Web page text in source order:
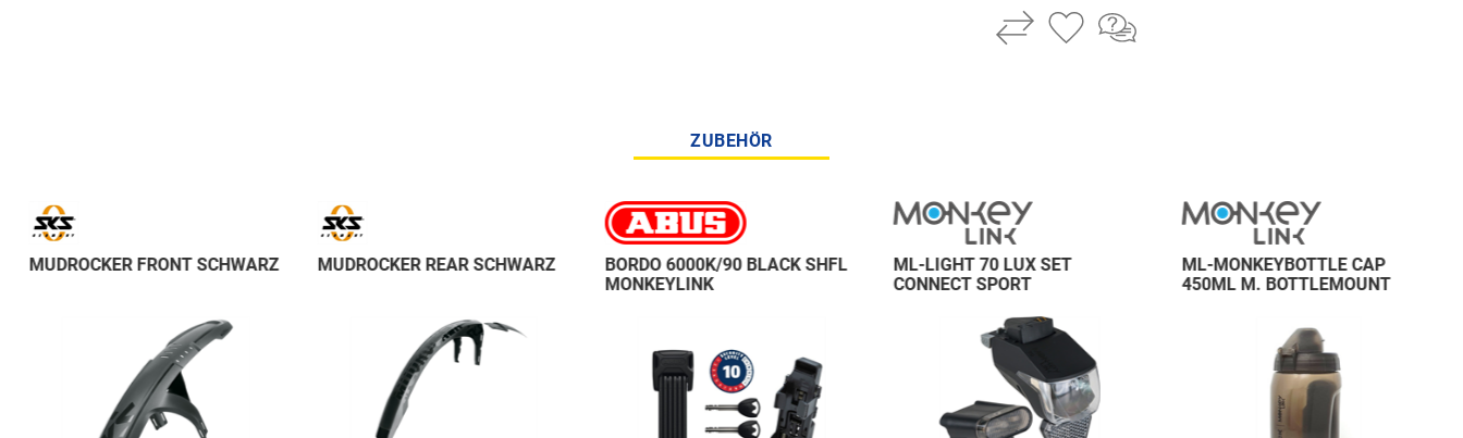
ZUBEHÖR
MUDROCKER FRONT SCHWARZ MUDROCKER REAR SCHWARZ
BORDO 6000K/90 BLACK SHFL
MONKEYLINK
ML-LIGHT 70 LUX SET
CONNECT SPORT
ML-MONKEYBOTTLE CAP
450ML M. BOTTLEMOUNT